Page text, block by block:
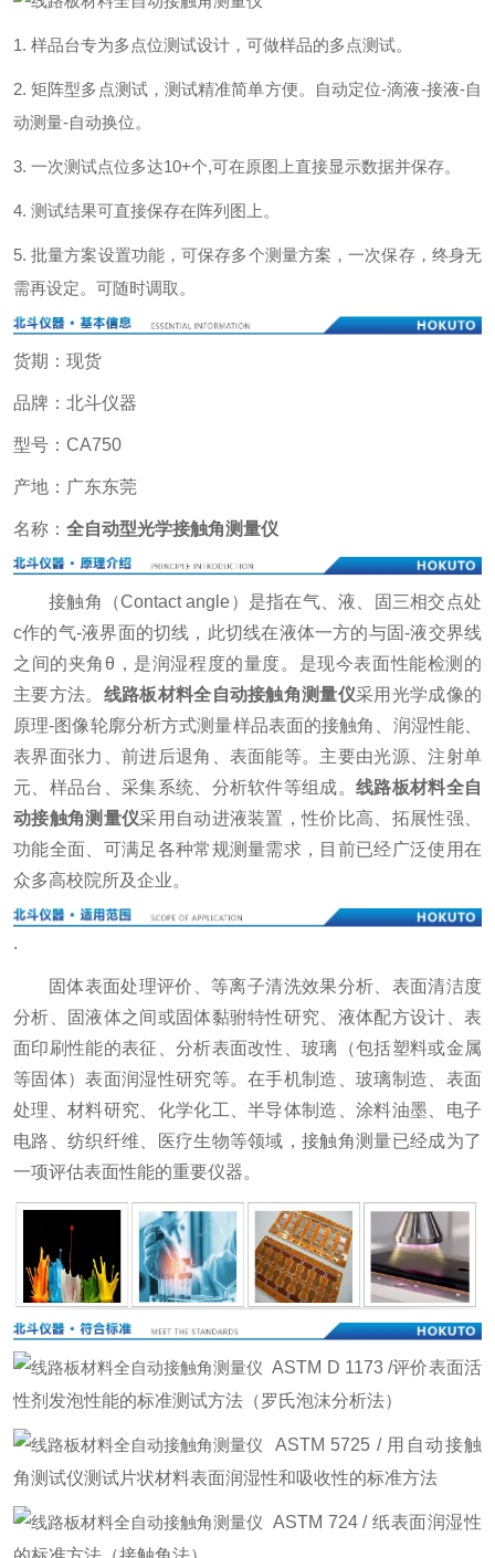
1. 样品台专为多点位测试设计，可做样品的多点测试。
2. 矩阵型多点测试，测试精准简单方便。自动定位-滴液-接液-自
动测量-自动换位。
3. 一次测试点位多达10+个,可在原图上直接显示数据并保存。
4. 测试结果可直接保存在阵列图上。
5. 批量方案设置功能，可保存多个测量方案，一次保存，终身无
需再设定。可随时调取。
货期：现货
品牌：北斗仪器
型号：CA750
产地：广东东莞
名称： 全自动型光学接触角测量仪
接触角（Contact angle）是指在气、液、固三相交点处
c作的气-液界面的切线，此切线在液体一方的与固-液交界线
之间的夹角θ，是润湿程度的量度。是现今表面性能检测的
主要方法。 线路板材料全自动接触角测量仪采用光学成像的
原理-图像轮廓分析方式测量样品表面的接触角、润湿性能、
表界面张力、前进后退角、表面能等。主要由光源、注射单
元、样品台、采集系统、分析软件等组成。线路板材料全自
动接触角测量仪采用自动进液装置，性价比高、拓展性强、
功能全面、可满足各种常规测量需求，目前已经广泛使用在
众多高校院所及企业。
.
固体表面处理评价、等离子清洗效果分析、表面清洁度
分析、固液体之间或固体黏驸特性研究、液体配方设计、表
面印刷性能的表征、分析表面改性、玻璃（包括塑料或金属
等固体）表面润湿性研究等。在手机制造、玻璃制造、表面
处理、材料研究、化学化工、半导体制造、涂料油墨、电子
电路、纺织纤维、医疗生物等领域，接触角测量已经成为了
一项评估表面性能的重要仪器。
ASTM D 1173 /评价表面活
性剂发泡性能的标准测试方法（罗氏泡沫分析法）
ASTM 5725 / 用自动接触
角测试仪测试片状材料表面润湿性和吸收性的标准方法
ASTM 724 / 纸表面润湿性